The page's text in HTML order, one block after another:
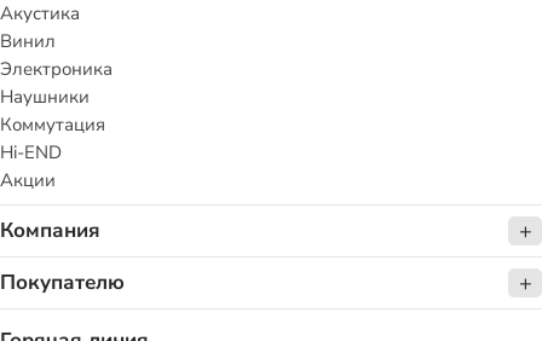
Акустика
Винил
Электроника
Наушники
Коммутация
Hi-END
Акции
Компания
Покупателю